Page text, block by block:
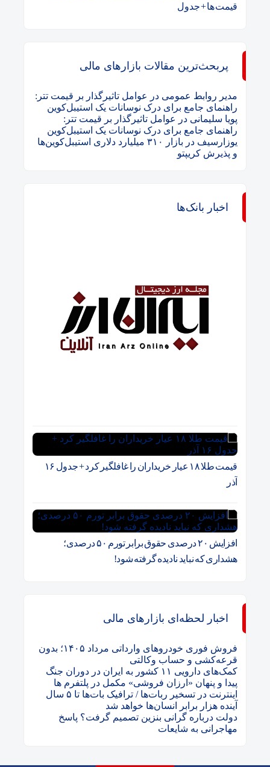
قیمت ها + جدول
پربحث‌ترین مقالات بازارهای مالی
مدیر روابط عمومی در
عوامل تاثیرگذار بر قیمت تتر:
راهنمای جامع برای درک نوسانات یک استیبل‌کوین
پویا سلیمانی در
عوامل تاثیرگذار بر قیمت تتر:
راهنمای جامع برای درک نوسانات یک استیبل‌کوین
یوزارسیف در
بازار ۳۱۰ میلیارد دلاری استیبل‌کوین‌ها
و پذیرش کریپتو
اخبار بانک‌ها
قیمت طلا ۱۸ عیار خریداران را غافلگیر کرد + جدول ۱۶
آذر
افزایش ۲۰ درصدی حقوق برابر تورم ۵۰ درصدی؛
هشداری که نباید نادیده گرفته شود!
اخبار لحظه‌ای بازارهای مالی
فروش فوری خودروهای وارداتی مرداد ۱۴۰۵؛ بدون
قرعه‌کشی و حساب وکالتی
کمک‌های دارویی ۱۱ کشور به ایران در دوران جنگ
پیدا و پنهان «ارزان فروشی» مکمل در پلتفرم ها
اینترنت در تسخیر ربات‌ها / ترافیک بات‌ها تا ۵ سال
آینده هزار برابر انسان‌ها خواهد شد
دولت درباره گرانی بنزین تصمیم گرفت؟ پاسخ
مهاجرانی به شایعات